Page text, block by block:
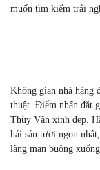
muốn tìm kiếm trải
Không gian nhà hàng
thuật. Điểm nhấn đắt
Thùy Vân xinh đẹp.
hải sản tươi ngon
lãng mạn buông